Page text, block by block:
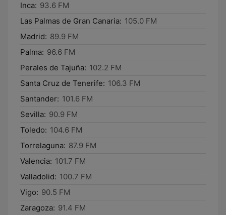
Inca: 93.6 FM
Las Palmas de Gran Canaria: 105.0 FM
Madrid: 89.9 FM
Palma: 96.6 FM
Perales de Tajuña: 102.2 FM
Santa Cruz de Tenerife: 106.3 FM
Santander: 101.6 FM
Sevilla: 90.9 FM
Toledo: 104.6 FM
Torrelaguna: 87.9 FM
Valencia: 101.7 FM
Valladolid: 100.7 FM
Vigo: 90.5 FM
Zaragoza: 91.4 FM